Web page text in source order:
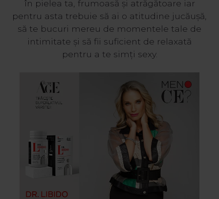
în pielea ta, frumoasă și atrăgătoare iar
pentru asta trebuie să ai o atitudine jucăușă,
să te bucuri mereu de momentele tale de
intimitate și să fii suficient de relaxată
pentru a te simți sexy.